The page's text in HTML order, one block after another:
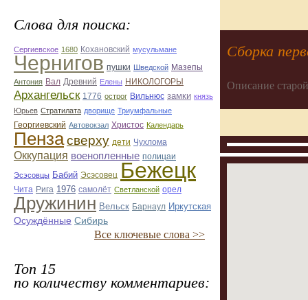
Слова для поиска:
Сергиевское 1680 Кохановский мусульмане
Чернигов пушки Шведской Мазепы
Антония Вал Древний Елены НИКОЛОГОРЫ
Архангельск 1776 острог Вильнюс замки князь
Юрьев Стратилата дворище Триумфальные
Георгиевский Автовокзал Христос Календарь
Пензасверху дети Чухлома
Оккупация военопленные полицаи
Эсэсовцы Бабий Эсэсовец Бежецк
Чита Рига 1976 самолёт Светланской орел
Дружинин Вельск Барнаул Иркутская
Осуждённые Сибирь
Все ключевые слова >>
Топ 15
по количеству комментариев:
Сборка
Описание